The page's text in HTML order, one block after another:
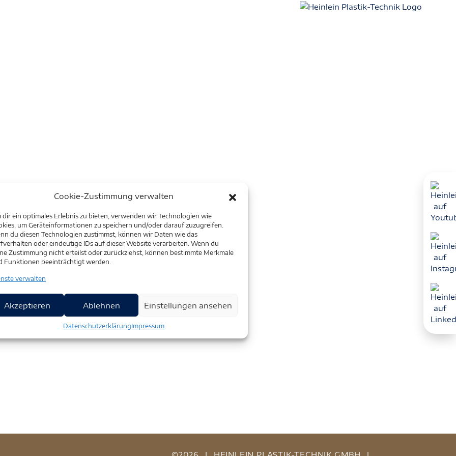
Cookie-Zustimmung verwalten
dir ein optimales Erlebnis zu bieten, verwenden wir Technologien wie
um Geräteinformationen zu speichern und/oder darauf zuzugreifen.
du diesen Technologien zustimmst, können wir Daten wie das
oder eindeutige IDs auf dieser Website verarbeiten. Wenn du
Zustimmung nicht erteilst oder zurückziehst, können bestimmte Merkmale
Funktionen beeinträchtigt werden.
verwalten
Akzeptieren Ablehnen Einstellungen ansehen
DatenschutzerklärungImpressum